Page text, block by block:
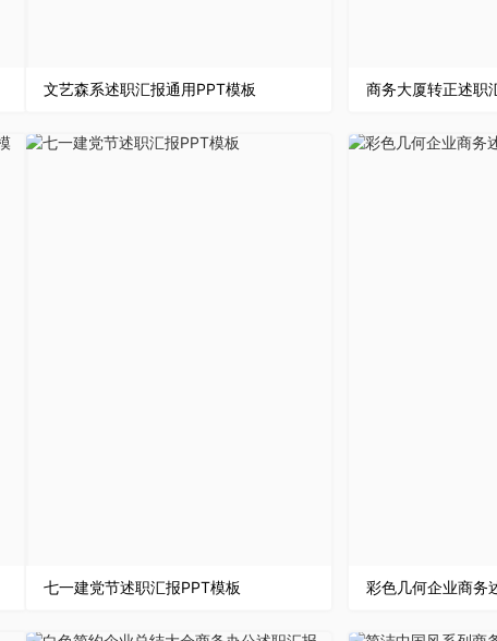
文艺森系述职汇报通用PPT模板 商务大厦转正述职
七一建党节述职汇报PPT模板 彩色几何企业商务